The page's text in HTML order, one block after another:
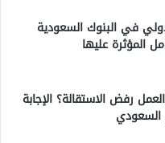
في البنوك السعودية
رفض الاستقالة؟ الإجابة